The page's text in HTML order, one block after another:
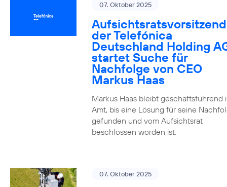
07. Oktober 2025
der Telefónica
Deutschland Holding
startet Suche für
Nachfolge von CEO
Markus Haas
Markus Haas bleibt geschäftsführend
Amt, bis eine Lösung für seine
gefunden und vom Aufsichtsrat
beschlossen worden ist.
07. Oktober 2025